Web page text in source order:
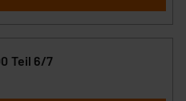
Teil 6/7